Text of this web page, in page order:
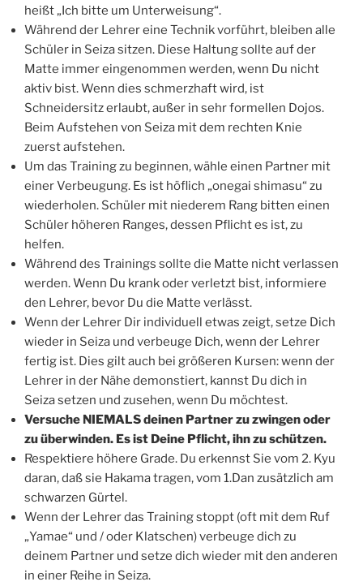
heißt „Ich bitte um Unterweisung“.
Während der Lehrer eine Technik vorführt, bleiben alle
Schüler in Seiza sitzen. Diese Haltung sollte auf der
Matte immer eingenommen werden, wenn Du nicht
aktiv bist. Wenn dies schmerzhaft wird, ist
Schneidersitz erlaubt, außer in sehr formellen Dojos.
Beim Aufstehen von Seiza mit dem rechten Knie
zuerst aufstehen.
Um das Training zu beginnen, wähle einen Partner mit
einer Verbeugung. Es ist höflich „onegai shimasu“ zu
wiederholen. Schüler mit niederem Rang bitten einen
Schüler höheren Ranges, dessen Pflicht es ist, zu
helfen.
Während des Trainings sollte die Matte nicht verlassen
werden. Wenn Du krank oder verletzt bist, informiere
den Lehrer, bevor Du die Matte verlässt.
Wenn der Lehrer Dir individuell etwas zeigt, setze Dich
wieder in Seiza und verbeuge Dich, wenn der Lehrer
fertig ist. Dies gilt auch bei größeren Kursen: wenn der
Lehrer in der Nähe demonstiert, kannst Du dich in
Seiza setzen und zusehen, wenn Du möchtest.
Versuche NIEMALS deinen Partner zu zwingen oder
zu überwinden. Es ist Deine Pflicht, ihn zu schützen.
Respektiere höhere Grade. Du erkennst Sie vom 2. Kyu
daran, daß sie Hakama tragen, vom 1.Dan zusätzlich am
schwarzen Gürtel.
Wenn der Lehrer das Training stoppt (oft mit dem Ruf
„Yamae“ und / oder Klatschen) verbeuge dich zu
deinem Partner und setze dich wieder mit den anderen
in einer Reihe in Seiza.